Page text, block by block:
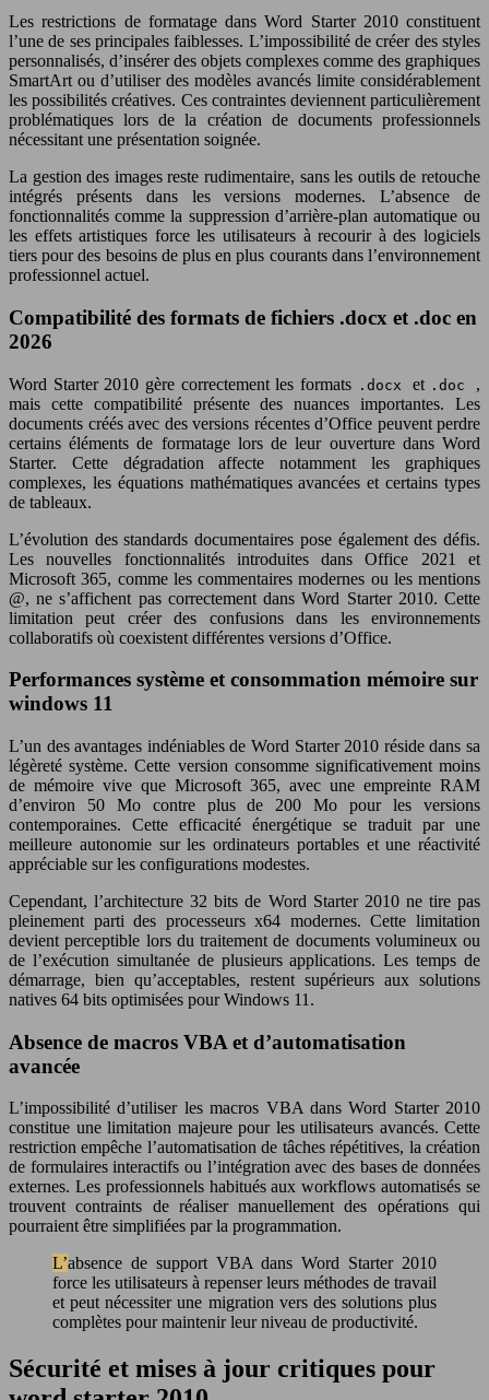
Les restrictions de formatage dans Word Starter 2010 constituent
l’une de ses principales faiblesses. L’impossibilité de créer des styles
personnalisés, d’insérer des objets complexes comme des graphiques
SmartArt ou d’utiliser des modèles avancés limite considérablement
les possibilités créatives. Ces contraintes deviennent particulièrement
problématiques lors de la création de documents professionnels
nécessitant une présentation soignée.
La gestion des images reste rudimentaire, sans les outils de retouche
intégrés présents dans les versions modernes. L’absence de
fonctionnalités comme la suppression d’arrière-plan automatique ou
les effets artistiques force les utilisateurs à recourir à des logiciels
tiers pour des besoins de plus en plus courants dans l’environnement
professionnel actuel.
Compatibilité des formats de fichiers .docx et .doc en
2026
Word Starter 2010 gère correctement les formats .docx et .doc ,
mais cette compatibilité présente des nuances importantes. Les
documents créés avec des versions récentes d’Office peuvent perdre
certains éléments de formatage lors de leur ouverture dans Word
Starter. Cette dégradation affecte notamment les graphiques
complexes, les équations mathématiques avancées et certains types
de tableaux.
L’évolution des standards documentaires pose également des défis.
Les nouvelles fonctionnalités introduites dans Office 2021 et
Microsoft 365, comme les commentaires modernes ou les mentions
@, ne s’affichent pas correctement dans Word Starter 2010. Cette
limitation peut créer des confusions dans les environnements
collaboratifs où coexistent différentes versions d’Office.
Performances système et consommation mémoire sur
windows 11
L’un des avantages indéniables de Word Starter 2010 réside dans sa
légèreté système. Cette version consomme significativement moins
de mémoire vive que Microsoft 365, avec une empreinte RAM
d’environ 50 Mo contre plus de 200 Mo pour les versions
contemporaines. Cette efficacité énergétique se traduit par une
meilleure autonomie sur les ordinateurs portables et une réactivité
appréciable sur les configurations modestes.
Cependant, l’architecture 32 bits de Word Starter 2010 ne tire pas
pleinement parti des processeurs x64 modernes. Cette limitation
devient perceptible lors du traitement de documents volumineux ou
de l’exécution simultanée de plusieurs applications. Les temps de
démarrage, bien qu’acceptables, restent supérieurs aux solutions
natives 64 bits optimisées pour Windows 11.
Absence de macros VBA et d’automatisation
avancée
L’impossibilité d’utiliser les macros VBA dans Word Starter 2010
constitue une limitation majeure pour les utilisateurs avancés. Cette
restriction empêche l’automatisation de tâches répétitives, la création
de formulaires interactifs ou l’intégration avec des bases de données
externes. Les professionnels habitués aux workflows automatisés se
trouvent contraints de réaliser manuellement des opérations qui
pourraient être simplifiées par la programmation.
L’absence de support VBA dans Word Starter 2010
force les utilisateurs à repenser leurs méthodes de travail
et peut nécessiter une migration vers des solutions plus
complètes pour maintenir leur niveau de productivité.
Sécurité et mises à jour critiques pour